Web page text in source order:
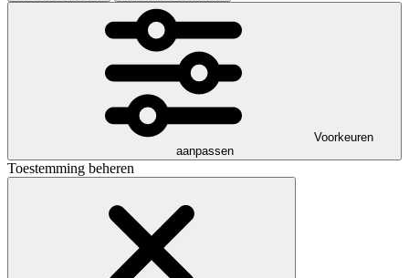
Voorkeuren
aanpassen
Toestemming beheren